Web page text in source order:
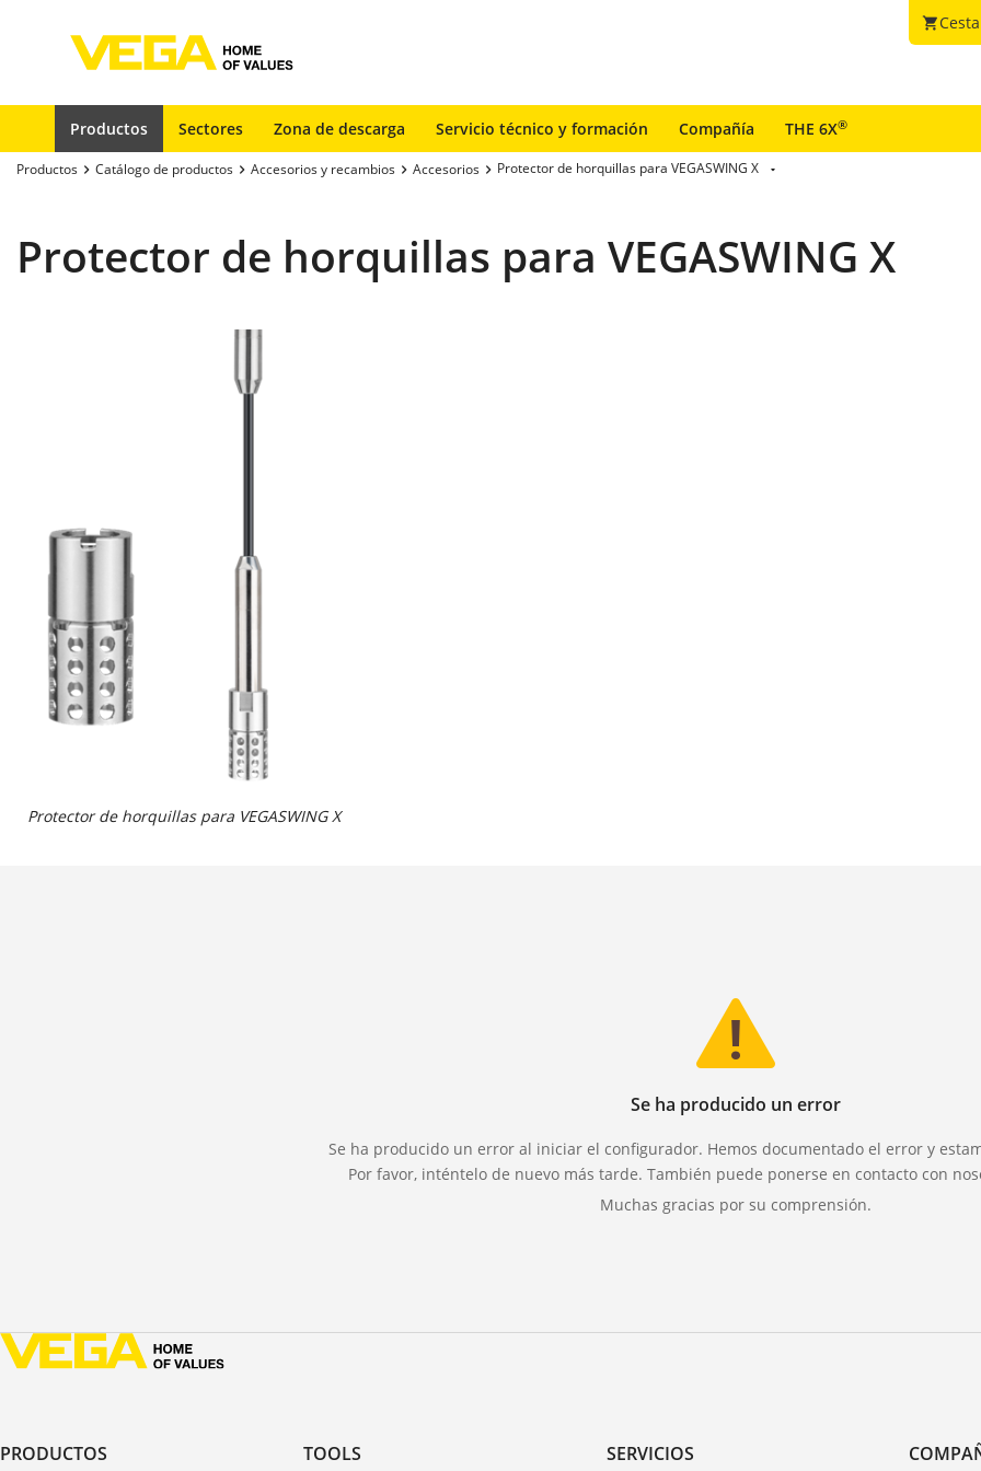
shopping_cart
Productos Sectores Zona de descarga Servicio técnico y formación Compañía THE 6X®
Productos Catálogo de productos Accesorios y recambios Accesorios Protector de horquillas para VEGASWING X
Protector de horquillas para VEGASWING X
Protector de horquillas para VEGASWING X
Se ha producido un error
Se ha producido un error al iniciar el configurador. Hemos documentado el error y
Por favor, inténtelo de nuevo más tarde. También puede ponerse en contacto con
Muchas gracias por su comprensión.
PRODUCTOS TOOLS SERVICIOS